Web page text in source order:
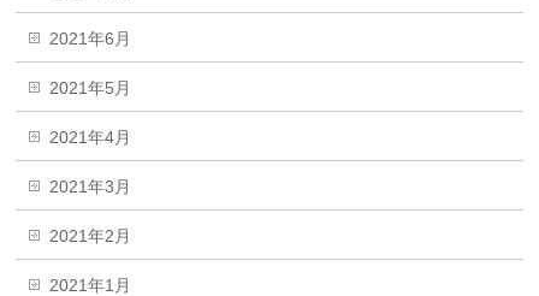
2021年6月
2021年5月
2021年4月
2021年3月
2021年2月
2021年1月